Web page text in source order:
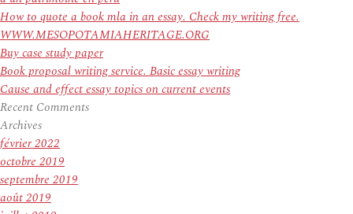
How to quote a book mla in an essay. Check my writing free.
WWW.MESOPOTAMIAHERITAGE.ORG
Buy case study paper
Book proposal writing service. Basic essay writing
Cause and effect essay topics on current events
Recent Comments
Archives
février 2022
octobre 2019
septembre 2019
août 2019